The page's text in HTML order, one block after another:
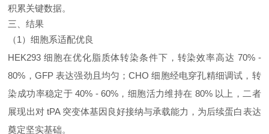
积累关键数据。
三、结果
（1）细胞系适配优良
HEK293 细胞在优化脂质体转染条件下，转染效率高达 70% -
80%，GFP 表达强劲且均匀；CHO 细胞经电穿孔精细调试，转
染成功率稳定于 40% - 60%，细胞活力维持在 80% 以上，二者
展现出对 tPA 突变体基因良好接纳与承载能力，为后续蛋白表达
奠定坚实基础。